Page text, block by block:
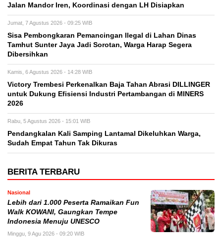
Jalan Mandor Iren, Koordinasi dengan LH Disiapkan
Jumat, 7 Agustus 2026 - 09:25 WIB
Sisa Pembongkaran Pemancingan Ilegal di Lahan Dinas
Tamhut Sunter Jaya Jadi Sorotan, Warga Harap Segera
Dibersihkan
Kamis, 6 Agustus 2026 - 14:28 WIB
Victory Trembesi Perkenalkan Baja Tahan Abrasi DILLINGER
untuk Dukung Efisiensi Industri Pertambangan di MINERS
2026
Rabu, 5 Agustus 2026 - 15:01 WIB
Pendangkalan Kali Samping Lantamal Dikeluhkan Warga,
Sudah Empat Tahun Tak Dikuras
BERITA TERBARU
Nasional
Lebih dari 1.000 Peserta Ramaikan Fun
Walk KOWANI, Gaungkan Tempe
Indonesia Menuju UNESCO
Minggu, 9 Agu 2026 - 09:20 WIB